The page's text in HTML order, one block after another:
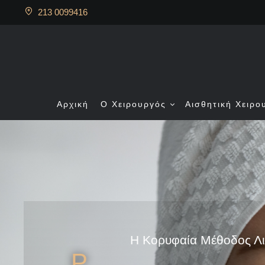
213 0099416
Αρχική Ο Χειρουργός Αισθητική
H Κορυφαία Μέθοδος